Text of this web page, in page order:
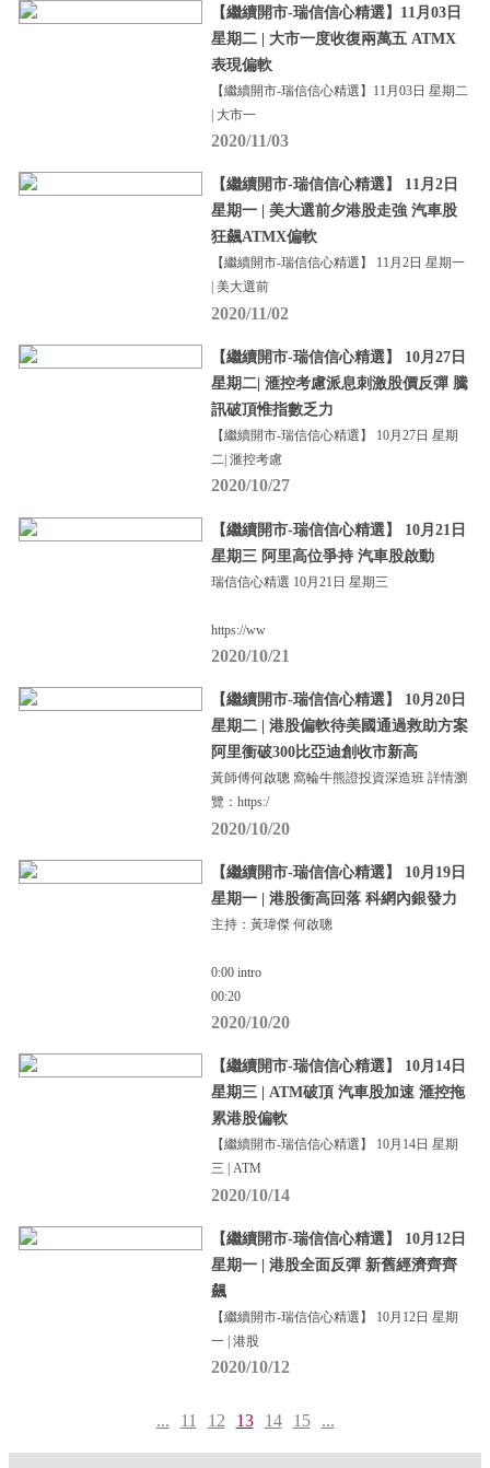
【繼續開市-瑞信信心精選】11月03日
星期二 | 大市一度收復兩萬五 ATMX
表現偏軟
【繼續開市-瑞信信心精選】11月03日 星期二
| 大市一
2020/11/03
【繼續開市-瑞信信心精選】 11月2日
星期一 | 美大選前夕港股走強 汽車股
狂飆ATMX偏軟
【繼續開市-瑞信信心精選】 11月2日 星期一
| 美大選前
2020/11/02
【繼續開市-瑞信信心精選】 10月27日
星期二| 滙控考慮派息刺激股價反彈 騰
訊破頂惟指數乏力
【繼續開市-瑞信信心精選】 10月27日 星期
二| 滙控考慮
2020/10/27
【繼續開市-瑞信信心精選】 10月21日
星期三 阿里高位爭持 汽車股啟動
瑞信信心精選 10月21日 星期三
https://ww
2020/10/21
【繼續開市-瑞信信心精選】 10月20日
星期二 | 港股偏軟待美國通過救助方案
阿里衝破300比亞迪創收市新高
黃師傅何啟聰 窩輪牛熊證投資深造班 詳情瀏
覽：https:/
2020/10/20
【繼續開市-瑞信信心精選】 10月19日
星期一 | 港股衝高回落 科網內銀發力
主持：黃瑋傑 何啟聰
0:00 intro
00:20
2020/10/20
【繼續開市-瑞信信心精選】 10月14日
星期三 | ATM破頂 汽車股加速 滙控拖
累港股偏軟
【繼續開市-瑞信信心精選】 10月14日 星期
三 | ATM
2020/10/14
【繼續開市-瑞信信心精選】 10月12日
星期一 | 港股全面反彈 新舊經濟齊齊
飆
【繼續開市-瑞信信心精選】 10月12日 星期
一 | 港股
2020/10/12
... 11 12 13 14 15 ...